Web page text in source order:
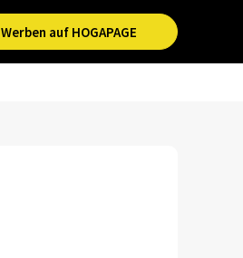
Werben auf HOGAPAGE